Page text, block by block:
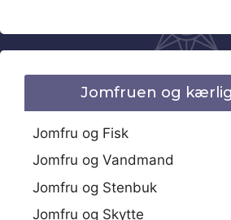
Jomfruen og
Jomfru og Fisk
Jomfru og Vandmand
Jomfru og Stenbuk
Jomfru og Skytte